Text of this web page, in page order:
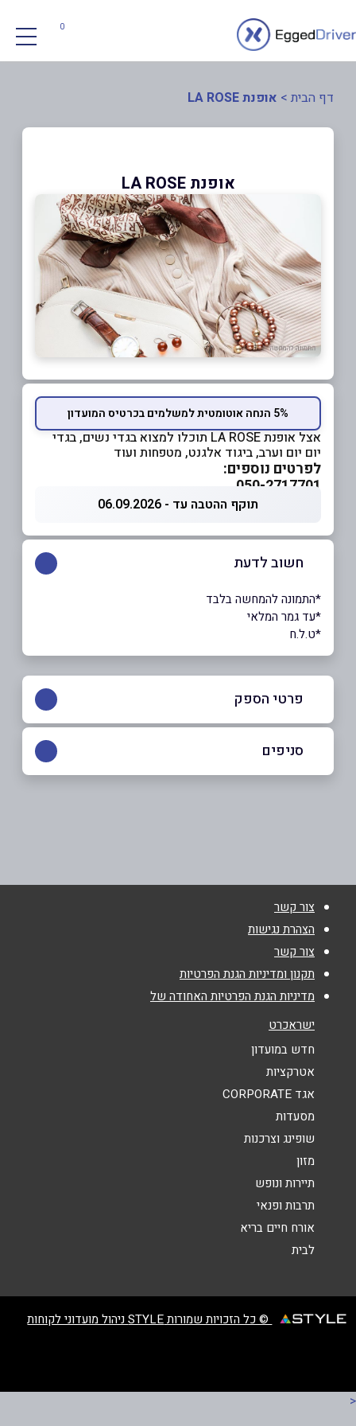
0
דף הבית > אופנת LA ROSE
אופנת LA ROSE
5% הנחה אוטומטית למשלמים בכרטיס המועדון
אצל אופנת LA ROSE תוכלו למצוא בגדי נשים, בגדי
יום יום וערב, ביגוד אלגנט, מטפחות ועוד
לפרטים נוספים:
050-2717701
תוקף ההטבה עד - 06.09.2026
חשוב לדעת
*התמונה להמחשה בלבד
*עד גמר המלאי
*ט.ל.ח
פרטי הספק
נושא*
אנא חזרו אלי בקשר ל...
סניפים
צור קשר
הצהרת נגישות
צור קשר
תקנון ומדיניות הגנת הפרטיות
מדיניות הגנת הפרטיות האחודה של
ישראכרט
חדש במועדון
אטרקציות
אגד CORPORATE
מסעדות
שופינג וצרכנות
מזון
תיירות ונופש
תרבות ופנאי
אורח חיים בריא
לבית
© כל הזכויות שמורות STYLE ניהול מועדוני לקוחות
<